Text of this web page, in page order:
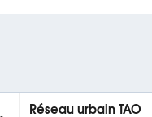
Réseau urbain TAO